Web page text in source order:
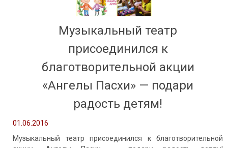
Музыкальный театр
присоединился к
благотворительной акции
«Ангелы Пасхи» — подари
радость детям!
01.06.2016
Музыкальный театр присоединился к благотворительной